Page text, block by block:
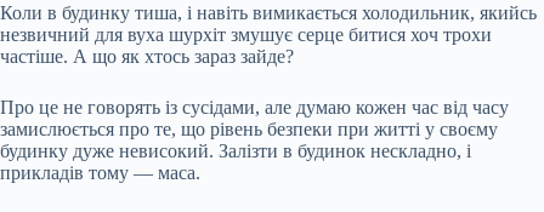
Коли в будинку тиша, і навіть вимикається холодильник, якийсь
незвичний для вуха шурхіт змушує серце битися хоч трохи
частіше. А що як хтось зараз зайде?
Про це не говорять із сусідами, але думаю кожен час від часу
замислюється про те, що рівень безпеки при житті у своєму
будинку дуже невисокий. Залізти в будинок нескладно, і
прикладів тому — маса.